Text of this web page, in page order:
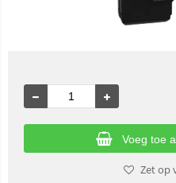
Voeg toe
Zet op